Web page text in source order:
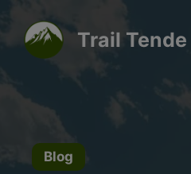
contenu
Trail Tende
Blog